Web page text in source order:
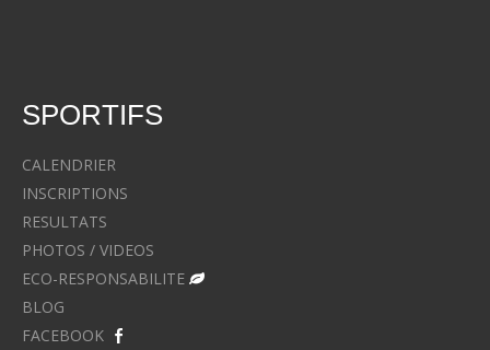
SPORTIFS
CALENDRIER
INSCRIPTIONS
RESULTATS
PHOTOS / VIDEOS
ECO-RESPONSABILITE
BLOG
FACEBOOK